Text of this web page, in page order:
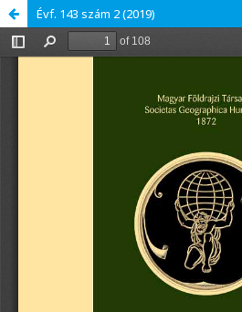
Évf. 143 szám 2 (2019)